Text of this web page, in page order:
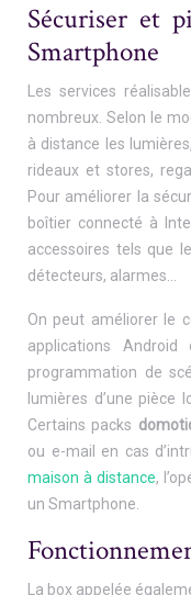
Sécuriser et
Smartphone
Les services
nombreux. Selon le
à distance les
rideaux et stores,
Pour améliorer la
boîtier connecté à
accessoires tels que
détecteurs, alarmes…
On peut améliorer le
applications
programmation de
lumières d’une pièce
Certains packs
ou e-mail en cas
maison à distance,
un Smartphone.
La box appelée